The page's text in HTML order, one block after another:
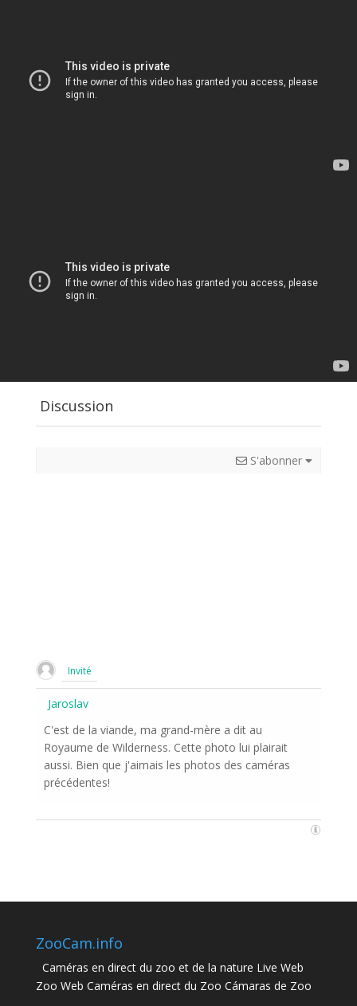
Discussion
S'abonner
Invité
Jaroslav
C'est de la viande, ma grand-mère a dit au
Royaume de Wilderness. Cette photo lui plairait
aussi. Bien que j'aimais les photos des caméras
précédentes!
ZooCam.info
Caméras en direct du zoo et de la nature Live Web
Zoo Web Caméras en direct du Zoo Cámaras de Zoo